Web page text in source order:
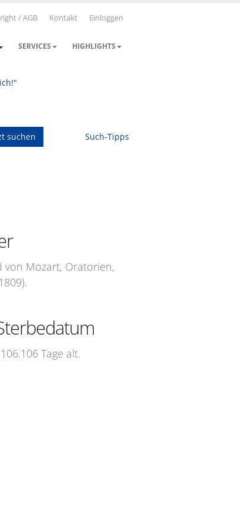
/ AGB Kontakt Einloggen
SERVICES HIGHLIGHTS
suchen Such-Tipps
von Mozart, Oratorien,
Tage alt.